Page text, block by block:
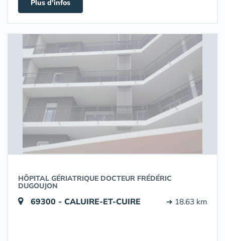
Plus d'infos
HÔPITAL GÉRIATRIQUE DOCTEUR FRÉDÉRIC
DUGOUJON
69300 - CALUIRE-ET-CUIRE ➔ 18.63 km